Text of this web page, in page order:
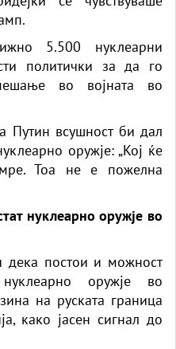
5.500 нуклеарни
политички за да го
во војната во
Путин всушност би дал
оружје: „Кој ќе
Тоа не е пожелна
нуклеарно оружје во
дека постои и можност
оружје во
на руската граница
како јасен сигнал до